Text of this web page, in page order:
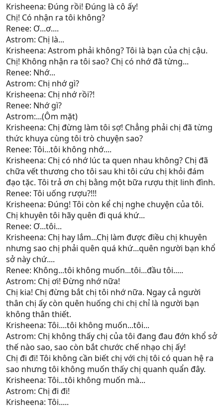
Krisheena: Đúng rồi! Đúng là cô ấy!
Chị! Có nhận ra tôi không?
Renee: Ơ...ơ....
Astrom: Chị là...
Krisheena: Astrom phải không? Tôi là bạn của chị cậu.
Chị! Không nhận ra tôi sao? Chị có nhớ đã từng...
Renee: Nhớ...
Astrom: Chị nhớ gì?
Krisheena: Chị nhớ rồi?!
Renee: Nhớ gì?
Astrom:...(Ôm mặt)
Krisheena: Chị đừng làm tôi sợ! Chẳng phải chị đã từng
thức khuya cùng tôi trò chuyện sao?
Renee: Tôi...tôi không nhớ....
Krisheena: Chị có nhớ lúc ta quen nhau không? Chị đã
chữa vết thương cho tôi sau khi tôi cứu chị khỏi đám
đạo tặc. Tôi trả ơn chị bằng một bữa rượu thịt linh đình.
Renee: Tôi uống rượu?!!!
Krisheena: Đúng! Tôi còn kể chị nghe chuyện của tôi.
Chị khuyên tôi hãy quên đi quá khứ...
Renee: Ơ...tôi...
Krisheena: Chị hay lắm...Chị làm được điều chị khuyên
nhưng sao chị phải quên quá khứ...quên người bạn khổ
sở này chứ....
Renee: Không...tôi không muốn...tôi...đầu tôi.....
Astrom: Chị ơi! Đừng nhớ nữa!
Chị kia! Chị đừng bắt chị tôi nhớ nữa. Ngay cả người
thân chị ấy còn quên huống chi chị chỉ là người bạn
không thân thiết.
Krisheena: Tôi....tôi không muốn...tôi...
Astrom: Chị không thấy chị của tôi đang đau đớn khổ sở
thế nào sao, sao còn bắt chước chế nhạo chị ấy!
Chị đi đi! Tôi không cần biết chị với chị tôi có quan hệ ra
sao nhưng tôi không muốn thấy chị quanh quẩn đây.
Krisheena: Tôi...tôi không muốn mà...
Astrom: Chị đi đi!
Krisheena: Tôi.....